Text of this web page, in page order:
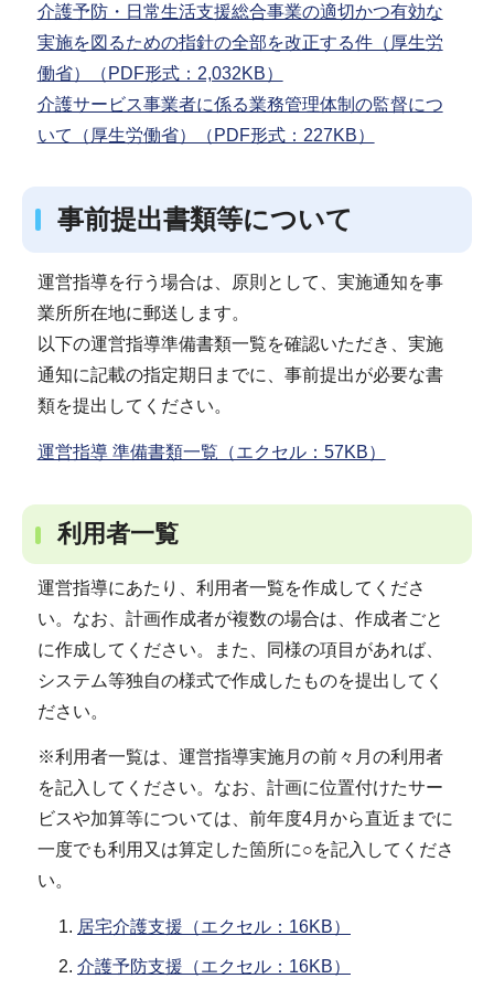
介護予防・日常生活支援総合事業の適切かつ有効な
実施を図るための指針の全部を改正する件（厚生労
働省）（PDF形式：2,032KB）
介護サービス事業者に係る業務管理体制の監督につ
いて（厚生労働省）（PDF形式：227KB）
事前提出書類等について
運営指導を行う場合は、原則として、実施通知を事
業所所在地に郵送します。
以下の運営指導準備書類一覧を確認いただき、実施
通知に記載の指定期日までに、事前提出が必要な書
類を提出してください。
運営指導 準備書類一覧（エクセル：57KB）
利用者一覧
運営指導にあたり、利用者一覧を作成してくださ
い。なお、計画作成者が複数の場合は、作成者ごと
に作成してください。また、同様の項目があれば、
システム等独自の様式で作成したものを提出してく
ださい。
※利用者一覧は、運営指導実施月の前々月の利用者
を記入してください。なお、計画に位置付けたサー
ビスや加算等については、前年度4月から直近までに
一度でも利用又は算定した箇所に○を記入してくださ
い。
居宅介護支援（エクセル：16KB）
介護予防支援（エクセル：16KB）